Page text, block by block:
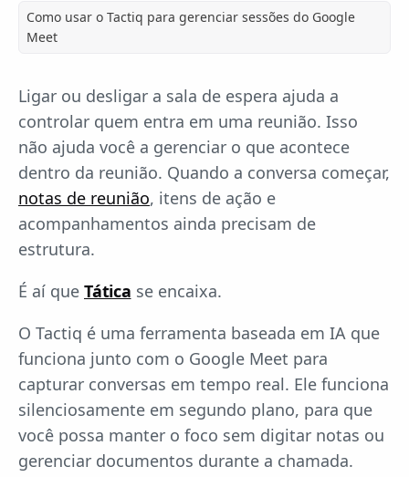
Como usar o Tactiq para gerenciar sessões do Google
Meet
Ligar ou desligar a sala de espera ajuda a
controlar quem entra em uma reunião. Isso
não ajuda você a gerenciar o que acontece
dentro da reunião. Quando a conversa começar,
notas de reunião, itens de ação e
acompanhamentos ainda precisam de
estrutura.
É aí que Tática se encaixa.
O Tactiq é uma ferramenta baseada em IA que
funciona junto com o Google Meet para
capturar conversas em tempo real. Ele funciona
silenciosamente em segundo plano, para que
você possa manter o foco sem digitar notas ou
gerenciar documentos durante a chamada.